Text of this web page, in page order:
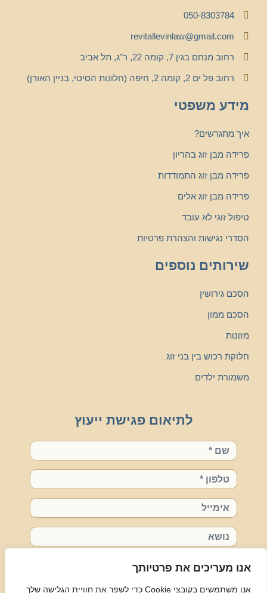
אנו מעריכים את פרטיותך
אנו משתמשים בקובצי Cookie כדי לשפר את חוויית הגלישה שלך
050-8303784
revitallevinlaw@gmail.com
רחוב מנחם בגין 7, קומה 22, ר"ג, תל אביב
רחוב פל ים 2, קומה 2, חיפה (חלונות הסיטי, בניין האורן)
מידע משפטי
איך מתגרשים?
פרידה מבן זוג בהריון
פרידה מבן זוג התמודדות
פרידה מבן זוג אלים
טיפול זוגי לא עובד
הסדרי נגישות והצהרת פרטיות
שירותים נוספים
הסכם גירושין
הסכם ממון
מזונות
חלוקת רכוש בין בני זוג
משמורת ילדים
לתיאום פגישת ייעוץ
שם
טלפון
אימייל
נושא
רויטל, אשמח לשיחה אישית